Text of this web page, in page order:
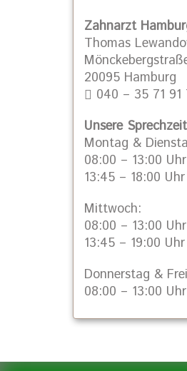
Zahnarzt
Thomas
20095 Hamburg
040 – 35 71 91
Unsere
Montag &
08:00 – 13:00 Uhr
13:45 – 18:00 Uhr
Mittwoch:
08:00 – 13:00 Uhr
13:45 – 19:00 Uhr
Donnerstag &
08:00 – 13:00 Uhr